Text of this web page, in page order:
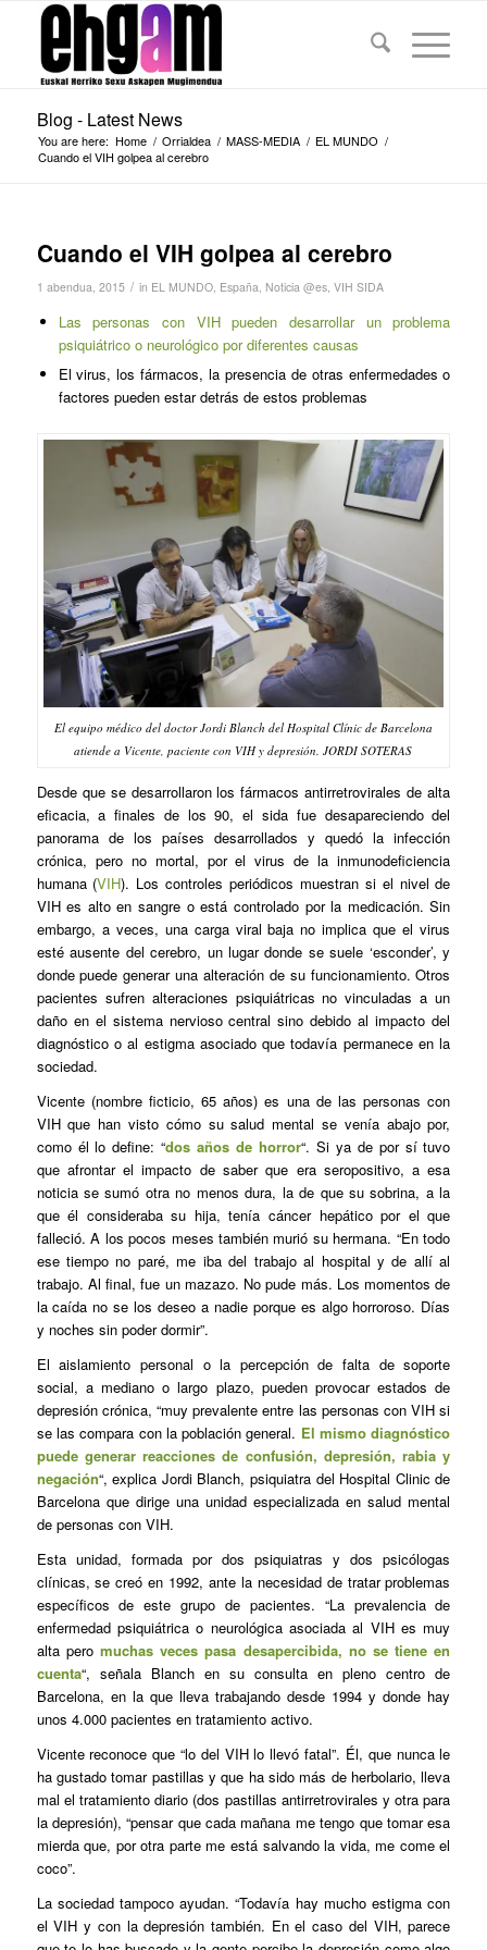
Blog - Latest News
You are here: Home / Orrialdea / MASS-MEDIA / EL MUNDO /
Cuando el VIH golpea al cerebro
Cuando el VIH golpea al cerebro
1 abendua, 2015 / in EL MUNDO, España, Noticia @es, VIH SIDA
Las personas con VIH pueden desarrollar un problema
psiquiátrico o neurológico por diferentes causas
El virus, los fármacos, la presencia de otras enfermedades o
factores pueden estar detrás de estos problemas
El equipo médico del doctor Jordi Blanch del Hospital Clínic de Barcelona
atiende a Vicente, paciente con VIH y depresión. JORDI SOTERAS
Desde que se desarrollaron los fármacos antirretrovirales de alta
eficacia, a finales de los 90, el sida fue desapareciendo del
panorama de los países desarrollados y quedó la infección
crónica, pero no mortal, por el virus de la inmunodeficiencia
humana (VIH). Los controles periódicos muestran si el nivel de
VIH es alto en sangre o está controlado por la medicación. Sin
embargo, a veces, una carga viral baja no implica que el virus
esté ausente del cerebro, un lugar donde se suele ‘esconder’, y
donde puede generar una alteración de su funcionamiento. Otros
pacientes sufren alteraciones psiquiátricas no vinculadas a un
daño en el sistema nervioso central sino debido al impacto del
diagnóstico o al estigma asociado que todavía permanece en la
sociedad.
Vicente (nombre ficticio, 65 años) es una de las personas con
VIH que han visto cómo su salud mental se venía abajo por,
como él lo define: “dos años de horror“. Si ya de por sí tuvo
que afrontar el impacto de saber que era seropositivo, a esa
noticia se sumó otra no menos dura, la de que su sobrina, a la
que él consideraba su hija, tenía cáncer hepático por el que
falleció. A los pocos meses también murió su hermana. “En todo
ese tiempo no paré, me iba del trabajo al hospital y de allí al
trabajo. Al final, fue un mazazo. No pude más. Los momentos de
la caída no se los deseo a nadie porque es algo horroroso. Días
y noches sin poder dormir”.
El aislamiento personal o la percepción de falta de soporte
social, a mediano o largo plazo, pueden provocar estados de
depresión crónica, “muy prevalente entre las personas con VIH si
se las compara con la población general. El mismo diagnóstico
puede generar reacciones de confusión, depresión, rabia y
negación“, explica Jordi Blanch, psiquiatra del Hospital Clinic de
Barcelona que dirige una unidad especializada en salud mental
de personas con VIH.
Esta unidad, formada por dos psiquiatras y dos psicólogas
clínicas, se creó en 1992, ante la necesidad de tratar problemas
específicos de este grupo de pacientes. “La prevalencia de
enfermedad psiquiátrica o neurológica asociada al VIH es muy
alta pero muchas veces pasa desapercibida, no se tiene en
cuenta“, señala Blanch en su consulta en pleno centro de
Barcelona, en la que lleva trabajando desde 1994 y donde hay
unos 4.000 pacientes en tratamiento activo.
Vicente reconoce que “lo del VIH lo llevó fatal”. Él, que nunca le
ha gustado tomar pastillas y que ha sido más de herbolario, lleva
mal el tratamiento diario (dos pastillas antirretrovirales y otra para
la depresión), “pensar que cada mañana me tengo que tomar esa
mierda que, por otra parte me está salvando la vida, me come el
coco”.
La sociedad tampoco ayudan. “Todavía hay mucho estigma con
el VIH y con la depresión también. En el caso del VIH, parece